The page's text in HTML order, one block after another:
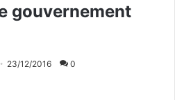
gouvernement
23/12/2016 0